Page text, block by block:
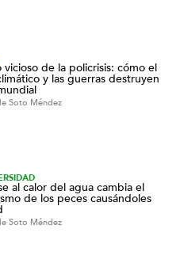
vicioso de la policrisis: cómo el
y las guerras destruyen
Soto Méndez
al calor del agua cambia el
de los peces causándoles
Soto Méndez